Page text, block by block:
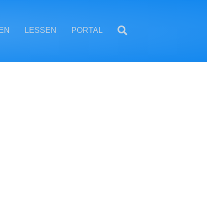
LESSEN PORTAL